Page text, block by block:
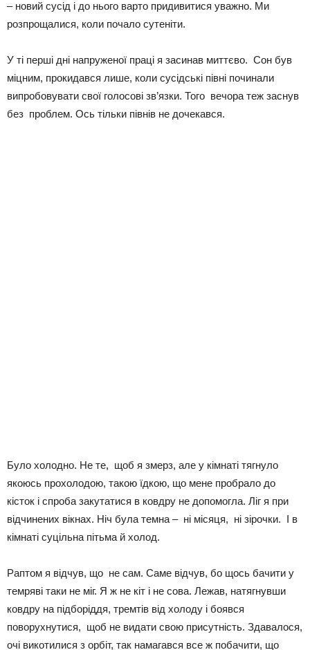
– новий сусід і до нього варто придивитися уважно. Ми
розпрощалися, коли почало сутеніти.
У ті перші дні напруженої праці я засинав миттєво. Сон був
міцним, прокидався лише, коли сусідські півні починали
випробовувати свої голосові зв’язки. Того вечора теж заснув
без проблем. Ось тільки півнів не дочекався.
Було холодно. Не те, щоб я змерз, але у кімнаті тягнуло
якоюсь прохолодою, такою їдкою, що мене пробрало до
кісток і спроба закутатися в ковдру не допомогла. Ліг я при
відчинених вікнах. Ніч була темна – ні місяця, ні зірочки. І в
кімнаті суцільна пітьма й холод.
Раптом я відчув, що не сам. Саме відчув, бо щось бачити у
темряві таки не міг. Я ж не кіт і не сова. Лежав, натягнувши
ковдру на підборіддя, тремтів від холоду і боявся
поворухнутися, щоб не видати свою присутність. Здавалося,
очі викотилися з орбіт, так намагався все ж побачити, що